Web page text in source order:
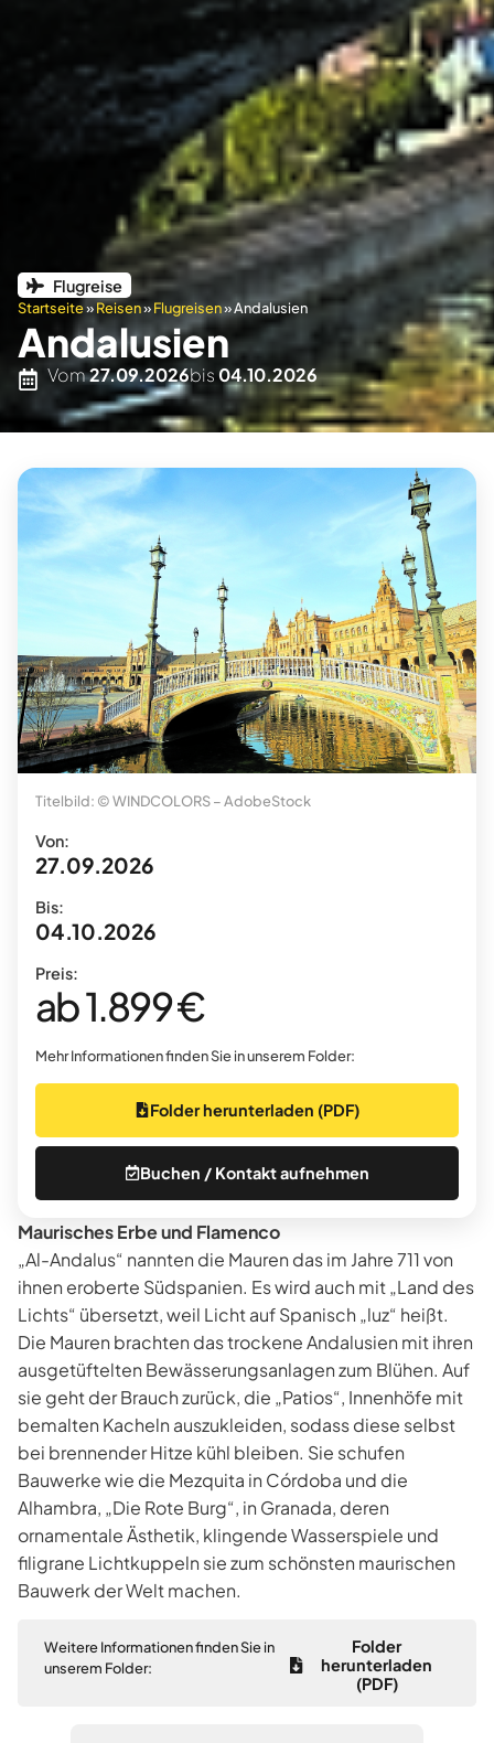
Flugreise
Startseite»Reisen»Flugreisen»Andalusien
Andalusien
Vom27.09.2026bis04.10.2026
Maurisches Erbe und Flamenco
„Al-Andalus“ nannten die Mauren das im Jahre 711 von
ihnen eroberte Südspanien. Es wird auch mit „Land des
Lichts“ übersetzt, weil Licht auf Spanisch „luz“ heißt.
Die Mauren brachten das trockene Andalusien mit ihren
ausgetüftelten Bewässerungsanlagen zum Blühen. Auf
sie geht der Brauch zurück, die „Patios“, Innenhöfe mit
bemalten Kacheln auszukleiden, sodass diese selbst
bei brennender Hitze kühl bleiben. Sie schufen
Bauwerke wie die Mezquita in Córdoba und die
Alhambra, „Die Rote Burg“, in Granada, deren
ornamentale Ästhetik, klingende Wasserspiele und
filigrane Lichtkuppeln sie zum schönsten maurischen
Bauwerk der Welt machen.
Weitere Informationen finden Sie in
unserem Folder:
Folder
herunterladen
(PDF)
Titelbild: © WINDCOLORS – AdobeStock
Von:
27.09.2026
Bis:
04.10.2026
Preis:
ab 1.899 €
Mehr Informationen finden Sie in unserem Folder:
Folder herunterladen (PDF)
Buchen / Kontakt aufnehmen